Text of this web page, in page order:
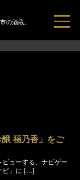
の酒蔵。
醸 福乃香」をご
ューする、ナビゲー
ビ」に […]